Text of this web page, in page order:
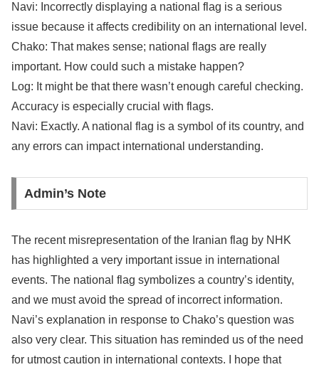
Navi: Incorrectly displaying a national flag is a serious
issue because it affects credibility on an international level.
Chako: That makes sense; national flags are really
important. How could such a mistake happen?
Log: It might be that there wasn’t enough careful checking.
Accuracy is especially crucial with flags.
Navi: Exactly. A national flag is a symbol of its country, and
any errors can impact international understanding.
Admin’s Note
The recent misrepresentation of the Iranian flag by NHK
has highlighted a very important issue in international
events. The national flag symbolizes a country’s identity,
and we must avoid the spread of incorrect information.
Navi’s explanation in response to Chako’s question was
also very clear. This situation has reminded us of the need
for utmost caution in international contexts. I hope that